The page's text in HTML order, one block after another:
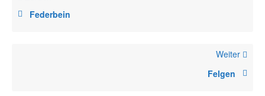
Federbein
Weiter
Felgen